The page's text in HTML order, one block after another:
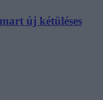
új kétüléses